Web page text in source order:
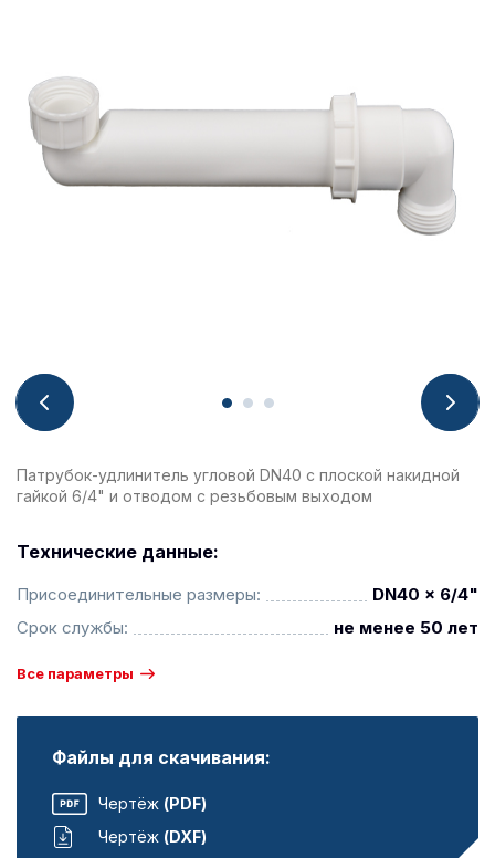
Патрубок-удлинитель угловой DN40 с плоской накидной
гайкой 6/4" и отводом с резьбовым выходом
Технические данные:
Присоединительные размеры:
DN40 x 6/4"
Срок службы:
не менее 50 лет
Все параметры
Файлы для скачивания:
Чертёж (PDF)
Чертёж (DXF)